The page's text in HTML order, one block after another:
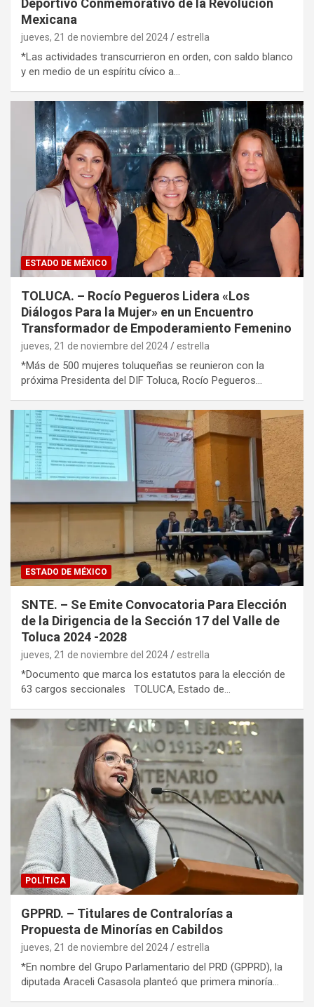
Deportivo Conmemorativo de la Revolución
Mexicana
jueves, 21 de noviembre del 2024 estrella
*Las actividades transcurrieron en orden, con saldo blanco
y en medio de un espíritu cívico a…
ESTADO DE MÉXICO
TOLUCA. – Rocío Pegueros Lidera «Los
Diálogos Para la Mujer» en un Encuentro
Transformador de Empoderamiento Femenino
jueves, 21 de noviembre del 2024 estrella
*Más de 500 mujeres toluqueñas se reunieron con la
próxima Presidenta del DIF Toluca, Rocío Pegueros…
ESTADO DE MÉXICO
SNTE. – Se Emite Convocatoria Para Elección
de la Dirigencia de la Sección 17 del Valle de
Toluca 2024 -2028
jueves, 21 de noviembre del 2024 estrella
*Documento que marca los estatutos para la elección de
63 cargos seccionales TOLUCA, Estado de…
POLÍTICA
GPPRD. – Titulares de Contralorías a
Propuesta de Minorías en Cabildos
jueves, 21 de noviembre del 2024 estrella
*En nombre del Grupo Parlamentario del PRD (GPPRD), la
diputada Araceli Casasola planteó que primera minoría…